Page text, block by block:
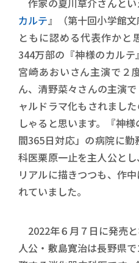
作家の夏川草介さんと
カルテ』（第十回小学館
ともに認める代表作かと
344万部の『神様のカルテ
宮崎あおいさん主演で２
ん、清野菜々さんの主演
ャルドラマ化もされまし
しゃると思います。『神
間365日対応」の病院に
科医栗原一止を主人公と
リアルに描きつつも、作
れていました。
2022年６月７日に発売
人公・敷島寛治は長野県